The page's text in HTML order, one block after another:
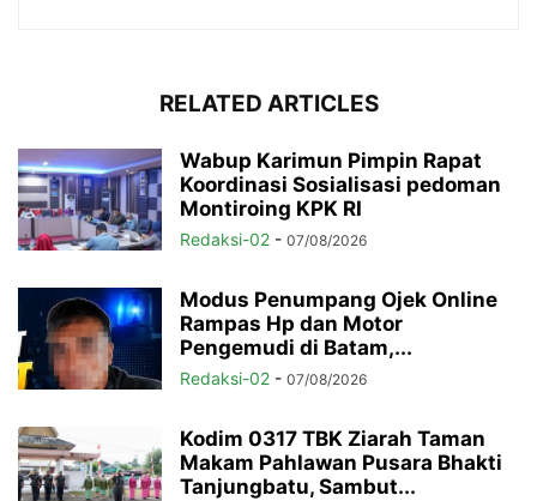
RELATED ARTICLES
Wabup Karimun Pimpin Rapat
Koordinasi Sosialisasi pedoman
Montiroing KPK RI
Redaksi-02 - 07/08/2026
Modus Penumpang Ojek Online
Rampas Hp dan Motor
Pengemudi di Batam,...
Redaksi-02 - 07/08/2026
Kodim 0317 TBK Ziarah Taman
Makam Pahlawan Pusara Bhakti
Tanjungbatu, Sambut...